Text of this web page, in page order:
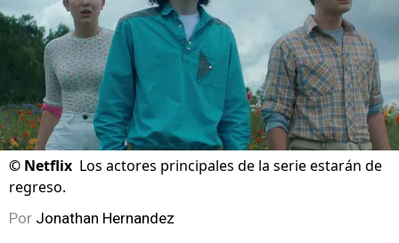
© Netflix Los actores principales de la serie estarán de
regreso.
Por Jonathan Hernandez